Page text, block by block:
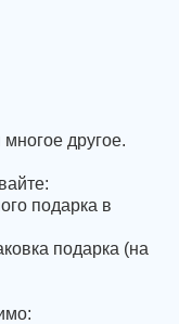
другое.
подарка в
подарка (на